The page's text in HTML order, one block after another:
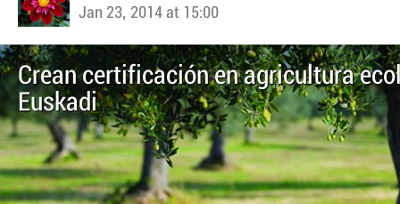
Jan 23, 2014 at 15:00
Crean certificación en agricultura
Euskadi